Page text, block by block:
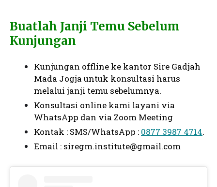
Buatlah Janji Temu Sebelum
Kunjungan
Kunjungan offline ke kantor Sire Gadjah
Mada Jogja untuk konsultasi harus
melalui janji temu sebelumnya.
Konsultasi online kami layani via
WhatsApp dan via Zoom Meeting
Kontak : SMS/WhatsApp : 0877 3987 4714.
Email : siregm.institute@gmail.com